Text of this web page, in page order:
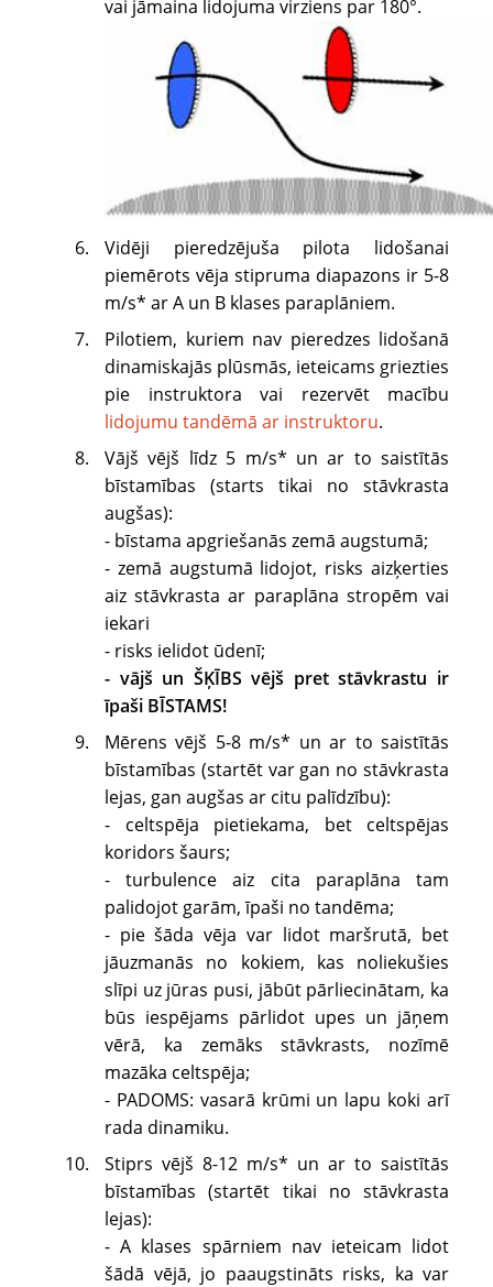
vai jāmaina lidojuma virziens par 180°.
Vidēji pieredzējuša pilota lidošanai
piemērots vēja stipruma diapazons ir 5-8
m/s* ar A un B klases paraplāniem.
Pilotiem, kuriem nav pieredzes lidošanā
dinamiskajās plūsmās, ieteicams griezties
pie instruktora vai rezervēt macību
lidojumu tandēmā ar instruktoru.
Vājš vējš līdz 5 m/s* un ar to saistītās
bīstamības (starts tikai no stāvkrasta
augšas):
- bīstama apgriešanās zemā augstumā;
- zemā augstumā lidojot, risks aizķerties
aiz stāvkrasta ar paraplāna stropēm vai
iekari
- risks ielidot ūdenī;
- vājš un ŠĶĪBS vējš pret stāvkrastu ir
īpaši BĪSTAMS!
Mērens vējš 5-8 m/s* un ar to saistītās
bīstamības (startēt var gan no stāvkrasta
lejas, gan augšas ar citu palīdzību):
- celtspēja pietiekama, bet celtspējas
koridors šaurs;
- turbulence aiz cita paraplāna tam
palidojot garām, īpaši no tandēma;
- pie šāda vēja var lidot maršrutā, bet
jāuzmanās no kokiem, kas noliekušies
slīpi uz jūras pusi, jābūt pārliecinātam, ka
būs iespējams pārlidot upes un jāņem
vērā, ka zemāks stāvkrasts, nozīmē
mazāka celtspēja;
- PADOMS: vasarā krūmi un lapu koki arī
rada dinamiku.
Stiprs vējš 8-12 m/s* un ar to saistītās
bīstamības (startēt tikai no stāvkrasta
lejas):
- A klases spārniem nav ieteicam lidot
šādā vējā, jo paaugstināts risks, ka var